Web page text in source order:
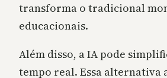
transforma o tradicional
educacionais.
Além disso, a IA pode
tempo real. Essa alternativa